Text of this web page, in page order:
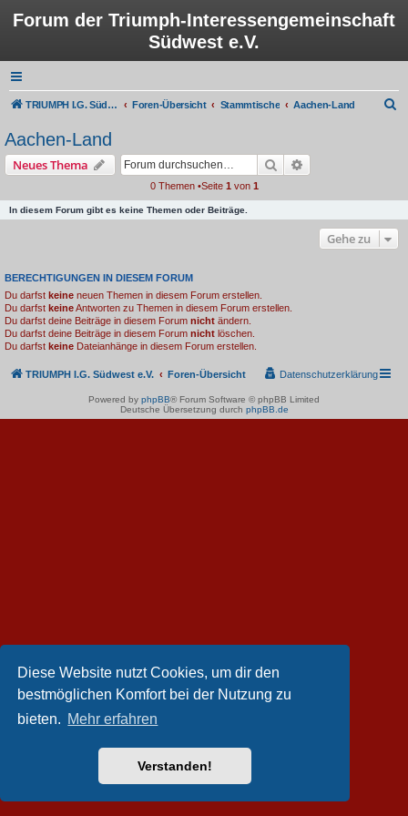
Diese Website nutzt Cookies, um dir den
bestmöglichen Komfort bei der Nutzung zu
bieten. Mehr erfahren
Verstanden!
Forum der Triumph-Interessengemeinschaft
Südwest e.V.
TRIUMPH I.G. Südwest e.V. Foren-Übersicht Stammtische Aachen-Land
Aachen-Land
Neues Thema Suche
0 Themen •Seite 1 von 1
In diesem Forum gibt es keine Themen oder Beiträge.
Gehe zu
BERECHTIGUNGEN IN DIESEM FORUM
Du darfst keine neuen Themen in diesem Forum erstellen.
Du darfst keineAntworten zu Themen in diesem Forum erstellen.
Du darfst deine Beiträge in diesem Forum nicht ändern.
Du darfst deine Beiträge in diesem Forum nicht löschen.
Du darfst keine Dateianhänge in diesem Forum erstellen.
TRIUMPH I.G. Südwest e.V. Foren-Übersicht Datenschutzerklärung
Powered by phpBB® Forum Software © phpBB Limited
Deutsche Übersetzung durch phpBB.de